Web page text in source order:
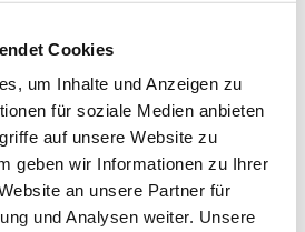
Cookies
um Inhalte und Anzeigen zu
für soziale Medien anbieten
auf unsere Website zu
geben wir Informationen zu Ihrer
an unsere Partner für
und Analysen weiter. Unsere